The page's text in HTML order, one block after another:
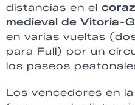
distancias en el
medieval de Vitoria-
en varias vueltas
para Full) por un
los paseos
Los vencedores en